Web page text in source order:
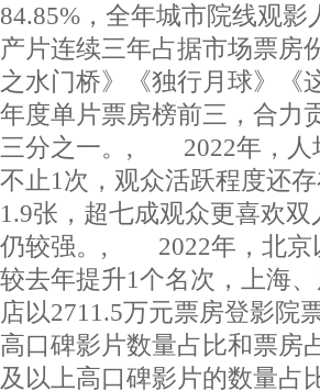
84.85%，全年城市院线观影
产片连续三年占据市场票房
之水门桥》《独行月球》《
年度单片票房榜前三，合力
三分之一。, 2022年，人
不止1次，观众活跃程度还
1.9张，超七成观众更喜欢
仍较强。, 2022年，北京
较去年提升1个名次，上海
店以2711.5万元票房登影
高口碑影片数量占比和票房
及以上高口碑影片的数量占